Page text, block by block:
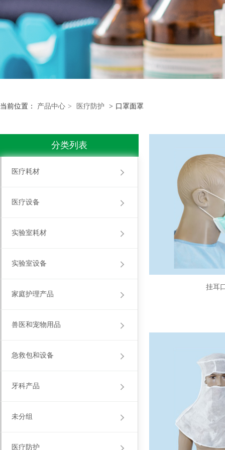
当前位置： 产品中心 > 医疗防护 > 口罩面罩
分类列表
医疗耗材
医疗设备
实验室耗材
实验室设备
家庭护理产品
兽医和宠物用品
急救包和设备
牙科产品
未分组
医疗防护
挂耳